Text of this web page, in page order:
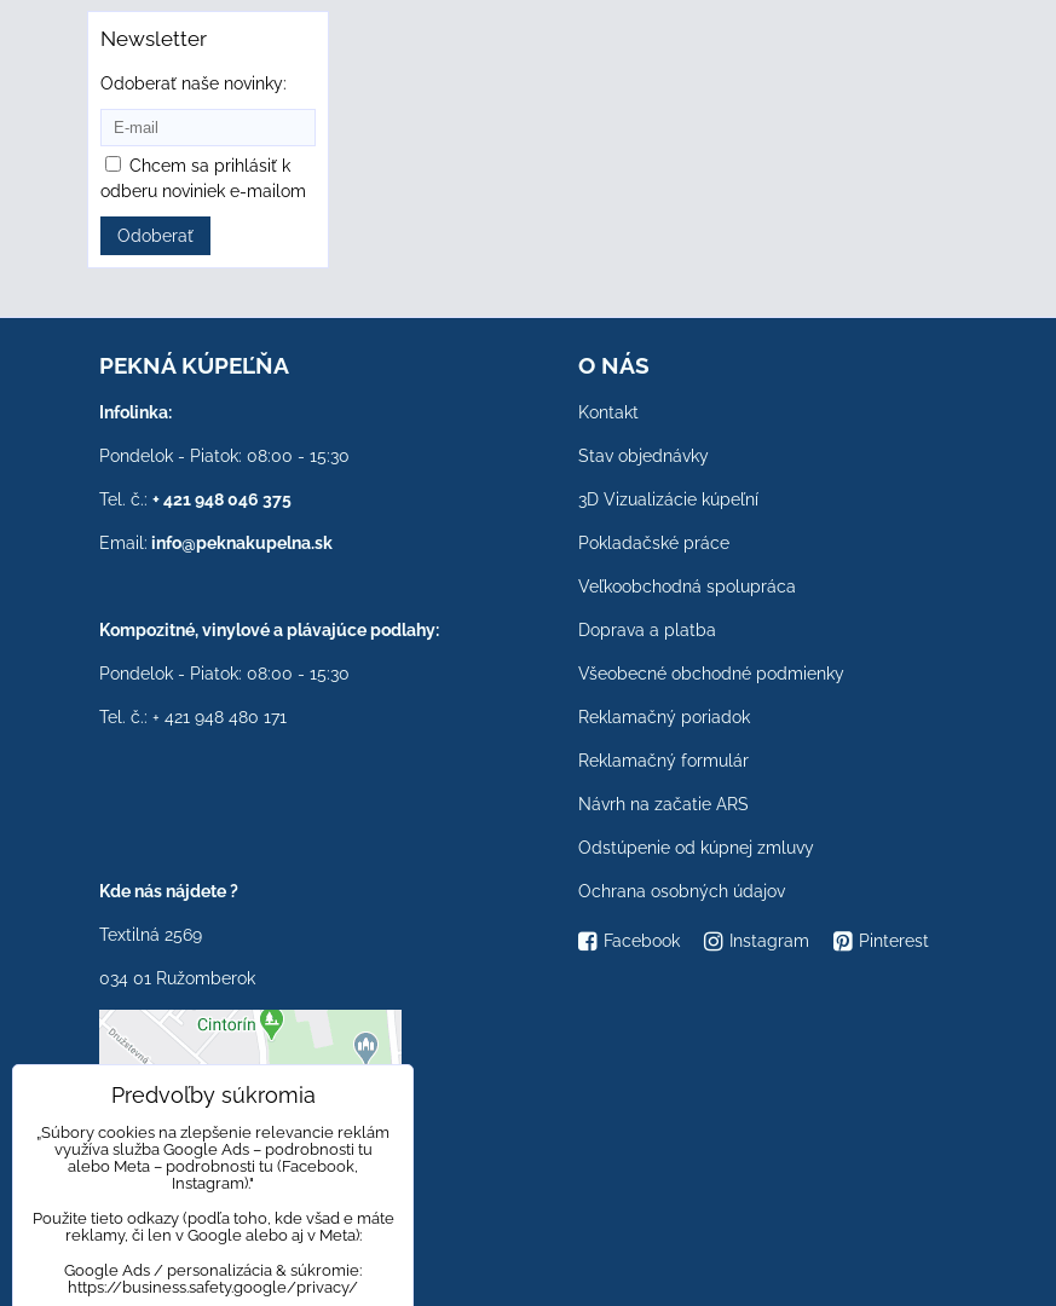
Newsletter
Odoberať naše novinky:
Chcem sa prihlásiť k
odberu noviniek e-mailom
Odoberať
PEKNÁ KÚPEĽŇA
Infolinka:
Pondelok - Piatok: 08:00 - 15:30
Tel. č.: + 421 948 046 375
Email: info@peknakupelna.sk
Kompozitné, vinylové a plávajúce podlahy:
Pondelok - Piatok: 08:00 - 15:30
Tel. č.: + 421 948 480 171
Kde nás nájdete ?
Textilná 2569
034 01 Ružomberok
Externý obsah je
blokovaný Voľbami
súkromia
Prajete si načítať externý
O NÁS
Kontakt
Stav objednávky
3D Vizualizácie kúpeľní
Pokladačské práce
Veľkoobchodná spolupráca
Doprava a platba
Všeobecné obchodné podmienky
Reklamačný poriadok
Reklamačný formulár
Návrh na začatie ARS
Odstúpenie od kúpnej zmluvy
Ochrana osobných údajov
Facebook Instagram Pinterest
Predvoľby súkromia
„Súbory cookies na zlepšenie relevancie reklám
využíva služba Google Ads – podrobnosti tu
alebo Meta – podrobnosti tu (Facebook,
Instagram)."
Použite tieto odkazy (podľa toho, kde všad e máte
reklamy, či len v Google alebo aj v Meta):
Google Ads / personalizácia & súkromie:
https://business.safety.google/privacy/